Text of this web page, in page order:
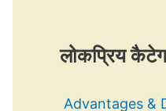
लोकप्रिय
Advantages &